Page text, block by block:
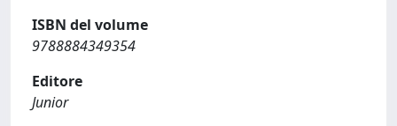
ISBN del volume
9788884349354
Editore
Junior